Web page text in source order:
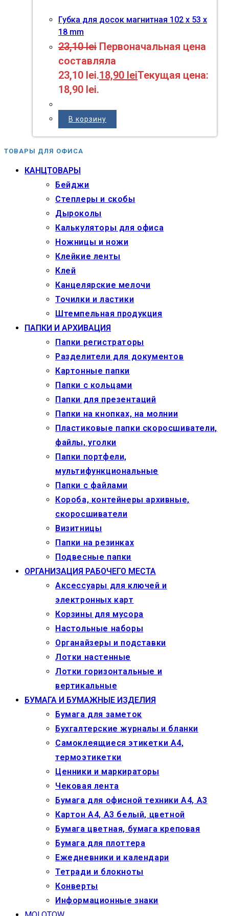
Губка для досок магнитная 102 x 53 x
18 mm
23,10lei Первоначальная цена
составляла
23,10 lei.18,90 leiТекущая цена:
18,90 lei.
В корзину
ТОВАРЫ ДЛЯ ОФИСА
КАНЦТОВАРЫ
Бейджи
Степлеры и скобы
Дыроколы
Калькуляторы для офиса
Ножницы и ножи
Клейкие ленты
Клей
Канцелярские мелочи
Точилки и ластики
Штемпельная продукция
ПАПКИ И АРХИВАЦИЯ
Папки регистраторы
Разделители для документов
Картонные папки
Папки с кольцами
Папки для презентаций
Папки на кнопках, на молнии
Пластиковые папки скоросшиватели,
файлы, уголки
Папки портфели,
мультифункциональные
Папки с файлами
Короба, контейнеры архивные,
скоросшиватели
Визитницы
Папки на резинках
Подвесные папки
ОРГАНИЗАЦИЯ РАБОЧЕГО МЕСТА
Аксессуары для ключей и
электронных карт
Корзины для мусора
Настольные наборы
Органайзеры и подставки
Лотки настенные
Лотки горизонтальные и
вертикальные
БУМАГА И БУМАЖНЫЕ ИЗДЕЛИЯ
Бумага для заметок
Бухгалтерские журналы и бланки
Самоклеящиеся этикетки А4,
термоэтикетки
Ценники и маркираторы
Чековая лента
Бумага для офисной техники А4, А3
Картон А4, А3 белый, цветной
Бумага цветная, бумага креповая
Бумага для плоттера
Ежедневники и календари
Тетради и блокноты
Конверты
Информационные знаки